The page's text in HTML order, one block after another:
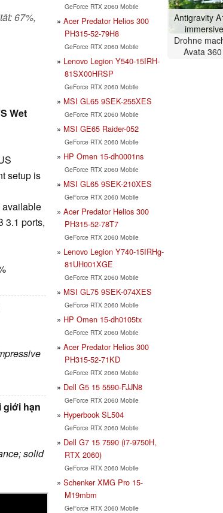
67%,
Wet
setup is
available
3.1 ports,
giới hạn
solid
GeForce RTX 2060 Mobile
Acer Predator Helios 300
PH315-52-79H8
GeForce RTX 2060 Mobile
Lenovo Legion Y540-15IRH-
81SX00HRSP
GeForce RTX 2060 Mobile
MSI GL65 9SEK-255XES
GeForce RTX 2060 Mobile
MSI GE65 Raider-052
GeForce RTX 2060 Mobile
HP Omen 15-dh0001ns
GeForce RTX 2060 Mobile
MSI GL65 9SEK-210XES
GeForce RTX 2060 Mobile
Acer Predator Helios 300
PH315-52-78T7
GeForce RTX 2060 Mobile
Lenovo Legion Y740-15IRHg-
81UH001XGE
GeForce RTX 2060 Mobile
MSI GL75 9SEK-074XES
GeForce RTX 2060 Mobile
HP Omen 15-dh0105tx
GeForce RTX 2060 Mobile
Acer Predator Helios 300
PH315-52-71KD
GeForce RTX 2060 Mobile
Dell G5 15 5590-FJJN8
GeForce RTX 2060 Mobile
Hyperbook SL504
GeForce RTX 2060 Mobile
Dell G7 15 7590 (i7-9750H,
RTX 2060)
GeForce RTX 2060 Mobile
Schenker XMG Pro 15-
M19mbm
GeForce RTX 2060 Mobile
Antigravity
Drohne
Avata